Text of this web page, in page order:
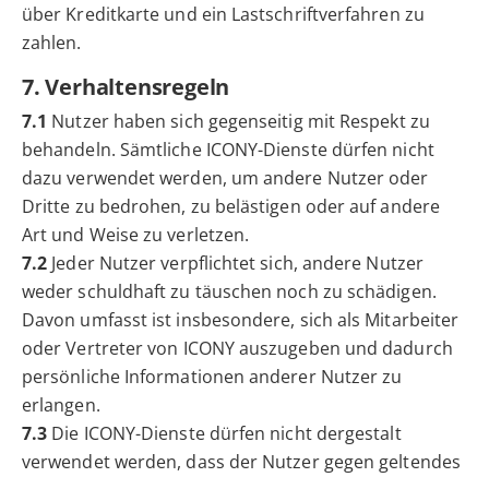
über Kreditkarte und ein Lastschriftverfahren zu
zahlen.
7. Verhaltensregeln
7.1 Nutzer haben sich gegenseitig mit Respekt zu
behandeln. Sämtliche ICONY-Dienste dürfen nicht
dazu verwendet werden, um andere Nutzer oder
Dritte zu bedrohen, zu belästigen oder auf andere
Art und Weise zu verletzen.
7.2 Jeder Nutzer verpflichtet sich, andere Nutzer
weder schuldhaft zu täuschen noch zu schädigen.
Davon umfasst ist insbesondere, sich als Mitarbeiter
oder Vertreter von ICONY auszugeben und dadurch
persönliche Informationen anderer Nutzer zu
erlangen.
7.3 Die ICONY-Dienste dürfen nicht dergestalt
verwendet werden, dass der Nutzer gegen geltendes